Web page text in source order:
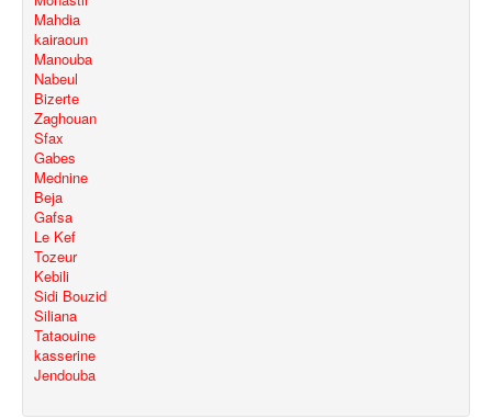
Mahdia
kairaoun
Manouba
Nabeul
Bizerte
Zaghouan
Sfax
Gabes
Mednine
Beja
Gafsa
Le Kef
Tozeur
Kebili
Sidi Bouzid
Siliana
Tataouine
kasserine
Jendouba